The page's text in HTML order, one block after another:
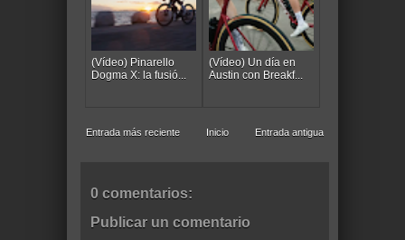
(Vídeo) Pinarello
Dogma X: la fusió...
(Vídeo) Un día en
Austin con Breakf...
Entrada más reciente Entrada antigua
Inicio
0 comentarios:
Publicar un comentario